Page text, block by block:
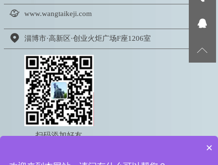
 www.wangtaikeji.com
 淄博市·高新区·创业火炬广场F座1206室
扫码添加好友


×